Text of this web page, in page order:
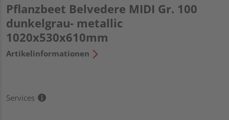
Pflanzbeet Belvedere MIDI Gr. 100
dunkelgrau- metallic
1020x530x610mm
Artikelinformationen
Services